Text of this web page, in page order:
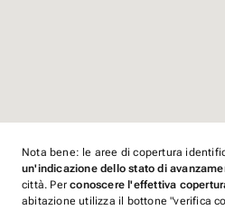
Nota bene: le aree di copertura
un'indicazione dello stato di
città. Perconoscere l'effettiva
abitazione utilizza il bottone "verifica